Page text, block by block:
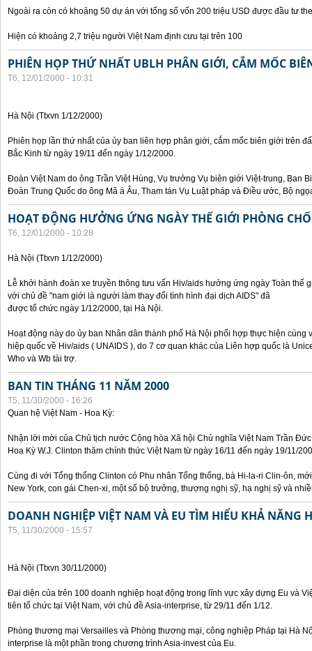
Ngoài ra còn có khoảng 50 dự án với tổng số vốn 200 triệu USD được đầu tư
Hiện có khoảng 2,7 triệu người Việt Nam định cưu tại trên 100
PHIÊN HỌP THỨ NHẤT UBLH PHÂN GIỚI, CẮM MỐC
T6, 12/01/2000 - 10:31
Hà Nội (Ttxvn 1/12/2000)
Phiên họp lần thứ nhất của ủy ban liên hợp phân giới, cắm mốc biên giới trên
Bắc Kinh từ ngày 19/11 đến ngày 1/12/2000.
Đoàn Việt Nam do ông Trần Việt Hùng, Vụ trưởng Vụ biên giới Việt-trung, Ban
Đoàn Trung Quốc do ông Mã á Âu, Tham tán Vụ Luật pháp và Điều ước, Bộ
HOẠT ĐỘNG HƯỞNG ỨNG NGÀY THẾ GIỚI PHÒNG
T6, 12/01/2000 - 10:28
Hà Nội (Ttxvn 1/12/2000)
Lễ khởi hành đoàn xe truyền thông tưu vấn Hiv/aids hưởng ứng ngày Toàn thế
với chủ đề "nam giới là người làm thay đổi tình hình đại dịch AIDS" đã
được tổ chức ngày 1/12/2000, tại Hà Nội.
Hoạt động này do ủy ban Nhân dân thành phố Hà Nội phối hợp thực hiện
hiệp quốc về Hiv/aids ( UNAIDS ), do 7 cơ quan khác của Liên hợp quốc là
Who và Wb tài trợ.
BAN TIN THÁNG 11 NĂM 2000
T5, 11/30/2000 - 16:26
Quan hệ Việt Nam - Hoa Kỳ:
Nhận lời mời của Chủ tịch nước Cộng hòa Xã hội Chủ nghĩa Việt Nam Trần
Hoa Kỳ W.J. Clinton thăm chính thức Việt Nam từ ngày 16/11 đến ngày 19/11/
Cùng đi với Tổng thống Clinton có Phu nhân Tổng thống, bà Hi-la-ri Clin-ôn,
New York, con gái Chen-xi, một số bộ trưởng, thượng nghị sỹ, hạ nghị sỹ và
DOANH NGHIỆP VIỆT NAM VÀ EU TÌM HIỂU KHẢ NĂNG
T5, 11/30/2000 - 15:57
Hà Nội (Ttxvn 30/11/2000)
Đại diện của trên 100 doanh nghiệp hoạt động trong lĩnh vực xây dựng Eu và
tiên tổ chức tại Việt Nam, với chủ đề Asia-interprise, từ 29/11 đến 1/12.
Phòng thương mại Versailles và Phòng thương mại, công nghiệp Pháp tại Hà
interprise là một phần trong chương trình Asia-invest của Eu.